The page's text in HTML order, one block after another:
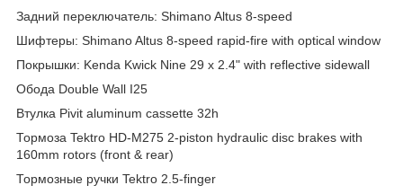
Задний переключатель: Shimano Altus 8-speed
Шифтеры: Shimano Altus 8-speed rapid-fire with optical window
Покрышки: Kenda Kwick Nine 29 x 2.4" with reflective sidewall
Обода Double Wall I25
Втулка Pivit aluminum cassette 32h
Тормоза Tektro HD-M275 2-piston hydraulic disc brakes with
160mm rotors (front & rear)
Тормозные ручки Tektro 2.5-finger